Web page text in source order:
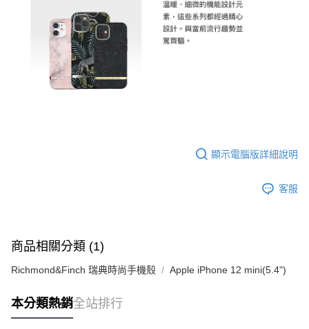
顯示電腦版詳細說明
客服
商品相關分類 (1)
Richmond&Finch 瑞典時尚手機殼 Apple iPhone 12 mini(5.4")
本分類熱銷全站排行